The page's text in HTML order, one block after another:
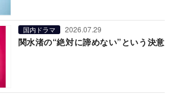
国内ドラマ 2026.07.29
関水渚の“絶対に諦めない”という決意